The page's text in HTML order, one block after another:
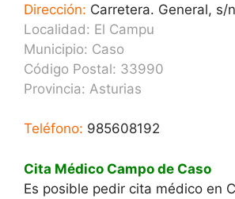
Dirección: Carretera. General, s/n
Localidad: El Campu
Municipio: Caso
Código Postal: 33990
Provincia: Asturias
Teléfono: 985608192
Cita Médico Campo de Caso
Es posible pedir cita médico en